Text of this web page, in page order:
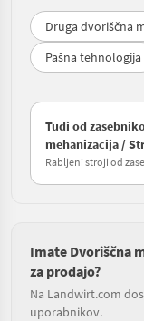
Druga dvoriščna
Pašna tehnologija
Tudi od
mehanizacija /
Rabljeni stroji od
Imate Dvoriščna
za prodajo?
Na Landwirt.com
uporabnikov.